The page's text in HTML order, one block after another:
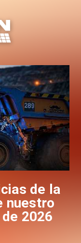
de la
nuestro
2026